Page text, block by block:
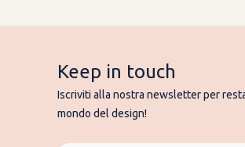
Keep in touch
Iscriviti alla nostra newsletter per
mondo del design!